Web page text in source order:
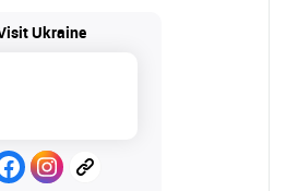
Ukraine